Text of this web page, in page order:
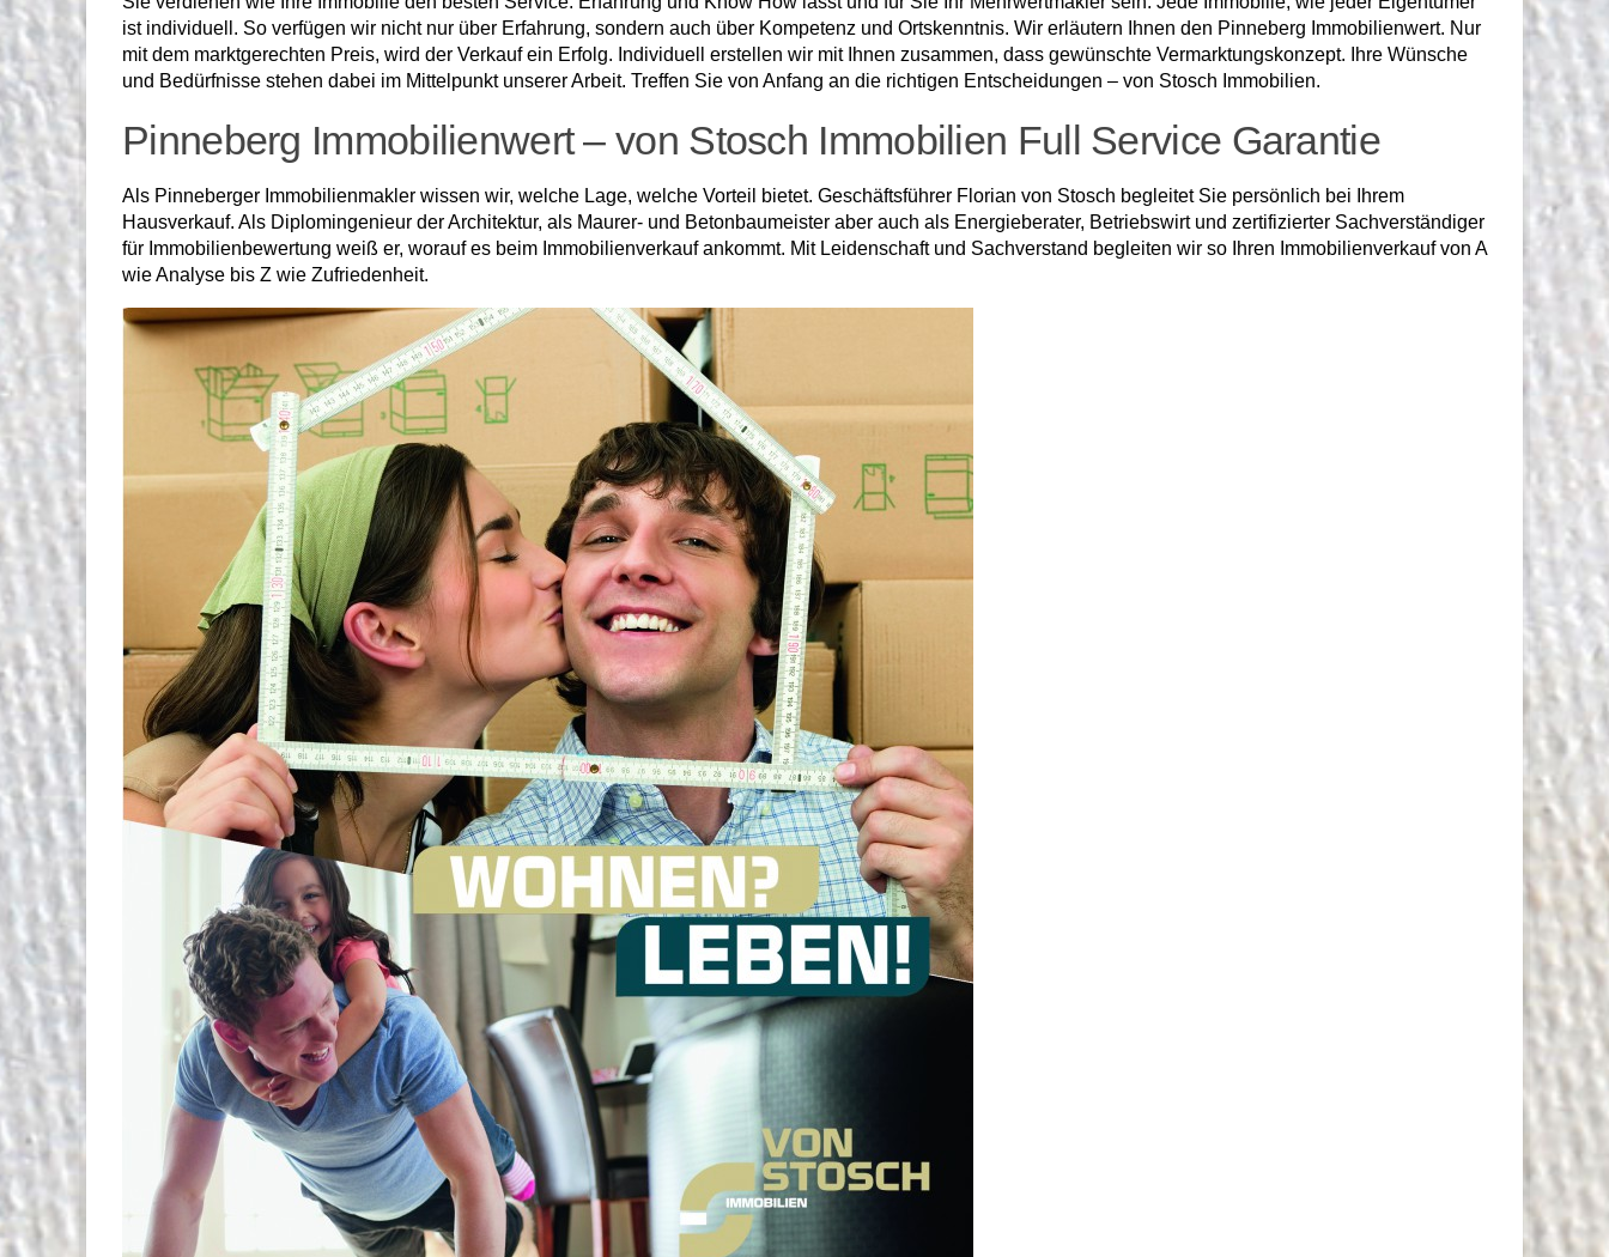
ist individuell. So verfügen wir nicht nur über Erfahrung, sondern auch über Kompetenz und Ortskenntnis. Wir erläutern Ihnen den Pinneberg Immobilienwert. Nur
mit dem marktgerechten Preis, wird der Verkauf ein Erfolg. Individuell erstellen wir mit Ihnen zusammen, dass gewünschte Vermarktungskonzept. Ihre Wünsche
und Bedürfnisse stehen dabei im Mittelpunkt unserer Arbeit. Treffen Sie von Anfang an die richtigen Entscheidungen – von Stosch Immobilien.
Pinneberg Immobilienwert – von Stosch Immobilien Full Service Garantie
Als Pinneberger Immobilienmakler wissen wir, welche Lage, welche Vorteil bietet. Geschäftsführer Florian von Stosch begleitet Sie persönlich bei Ihrem
Hausverkauf. Als Diplomingenieur der Architektur, als Maurer- und Betonbaumeister aber auch als Energieberater, Betriebswirt und zertifizierter Sachverständiger
für Immobilienbewertung weiß er, worauf es beim Immobilienverkauf ankommt. Mit Leidenschaft und Sachverstand begleiten wir so Ihren Immobilienverkauf von A
wie Analyse bis Z wie Zufriedenheit.